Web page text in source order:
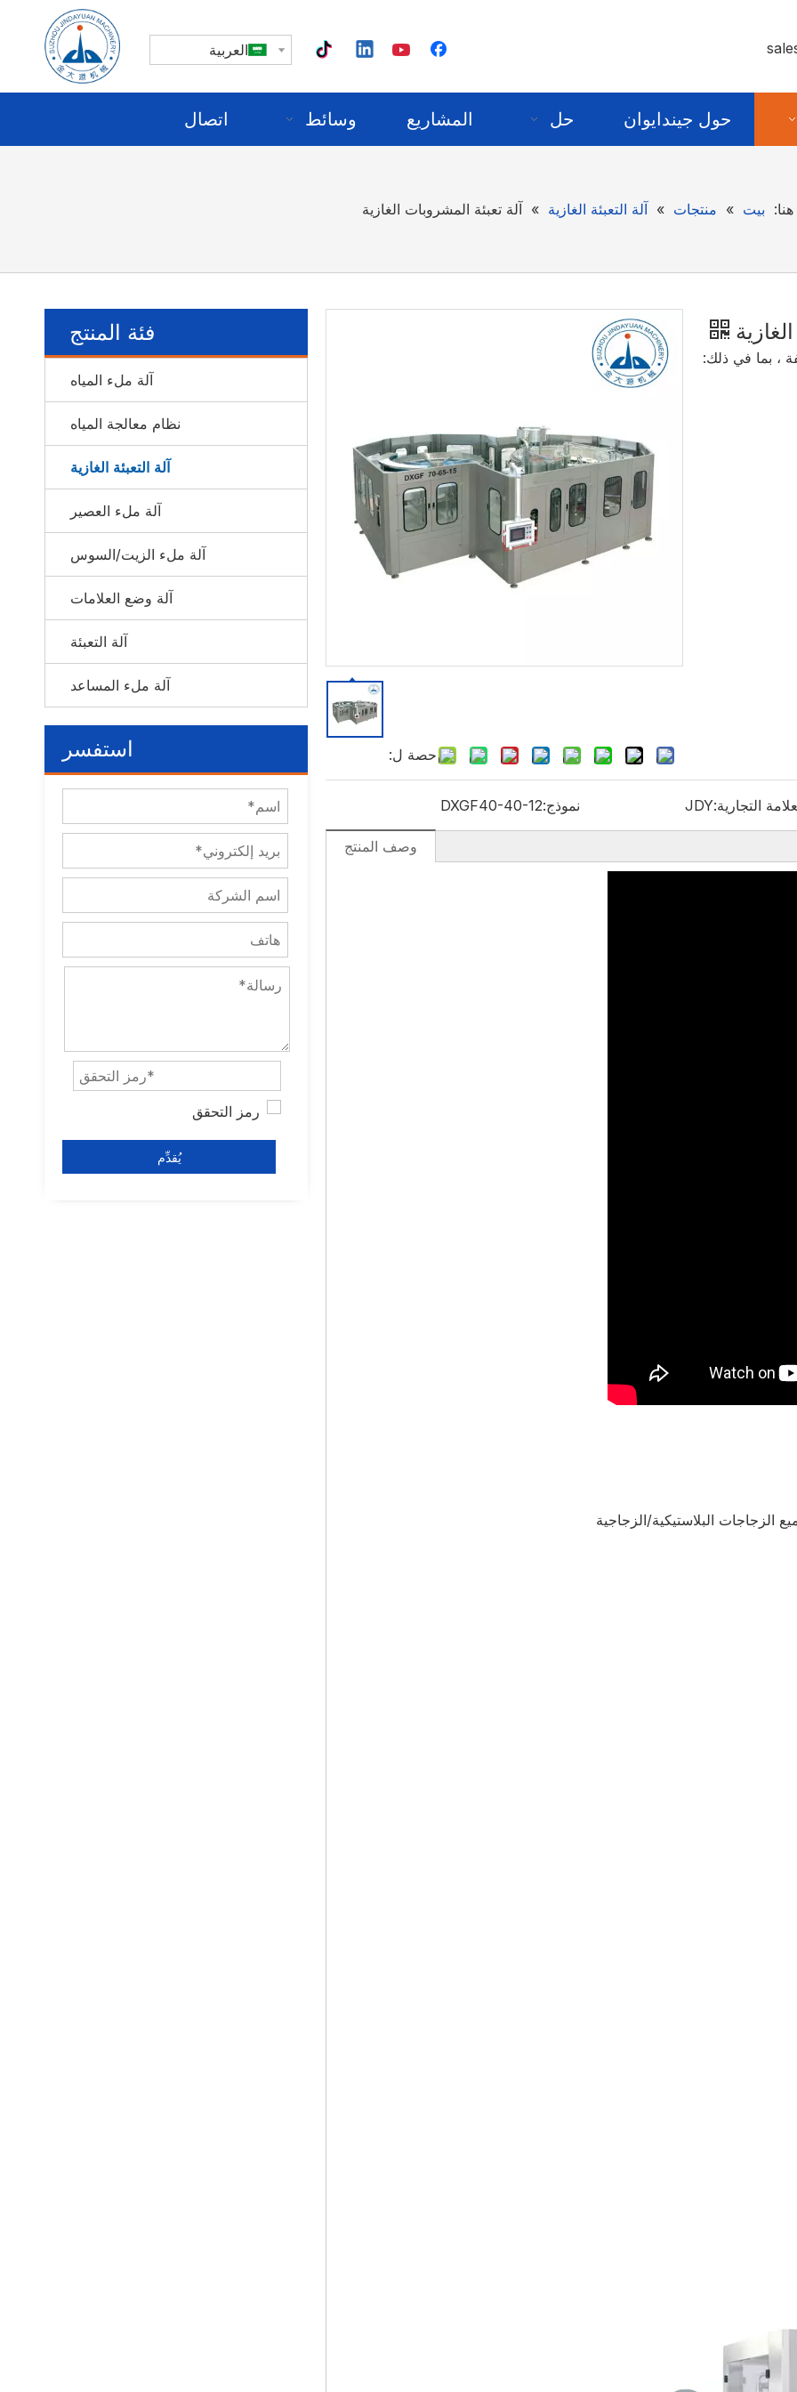
العربية
حول جيندايوان حل المشاريع وسائط اتصال
بيت » منتجات » آلة التعبئة الغازية » آلة تعبئة المشروبات الغازية
فئة المنتج
آلة ملء المياه
نظام معالجة المياه
آلة التعبئة الغازية
آلة ملء العصير
آلة ملء الزيت/السوس
آلة وضع العلامات
آلة التعبئة
آلة ملء المساعد
استفسر
يُقدِّم
حصة ل:
، بما في ذلك:
نموذج:DXGF40-40-12 التجارية:JDY
وصف المنتج